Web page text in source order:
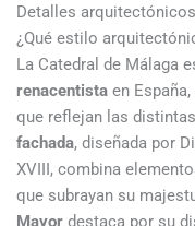
Detalles
¿Qué estilo
La Catedral de Málaga
renacentista en
que reflejan las
fachada, diseñada por
XVIII, combina
que subrayan su
Mayor destaca por su